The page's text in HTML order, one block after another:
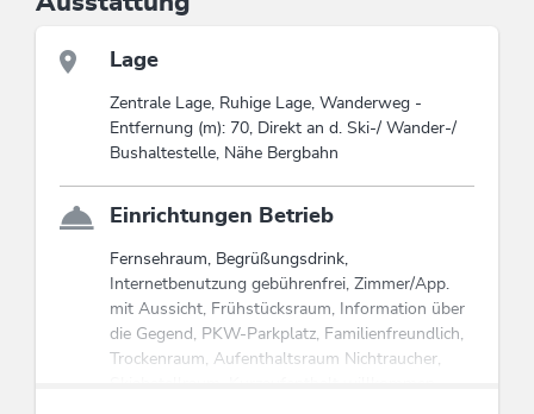
Lage
Zentrale Lage, Ruhige Lage, Wanderweg -
Entfernung (m): 70, Direkt an d. Ski-/ Wander-/
Bushaltestelle, Nähe Bergbahn
Einrichtungen Betrieb
Fernsehraum, Begrüßungsdrink,
Internetbenutzung gebührenfrei, Zimmer/App.
mit Aussicht, Frühstücksraum, Information über
die Gegend, PKW-Parkplatz, Familienfreundlich,
Trockenraum, Aufenthaltsraum Nichtraucher,